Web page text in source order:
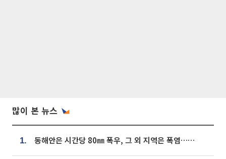
많이 본 뉴스
1. 동해안은 시간당 80㎜ 폭우, 그 외 지역은 폭염…‘극과 극 날씨’